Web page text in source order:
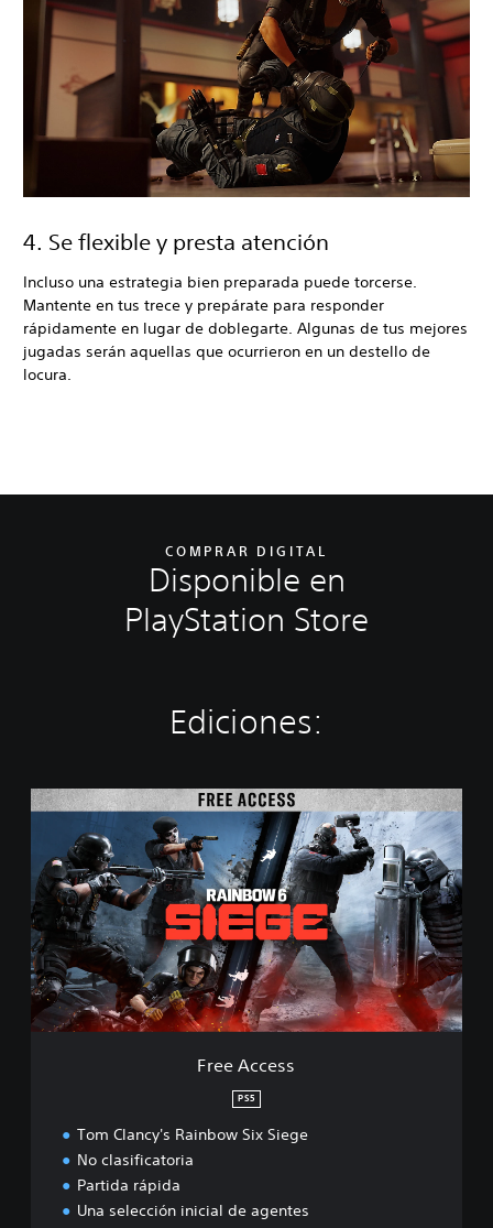
4. Se flexible y presta atención
Incluso una estrategia bien preparada puede torcerse.
Mantente en tus trece y prepárate para responder
rápidamente en lugar de doblegarte. Algunas de tus mejores
jugadas serán aquellas que ocurrieron en un destello de
locura.
COMPRAR DIGITAL
Disponible en
PlayStation Store
Ediciones:
F
A
c
c
e
s
s
Free Access
PS5
Tom Clancy's Rainbow Six Siege
No clasificatoria
Partida rápida
Una selección inicial de agentes